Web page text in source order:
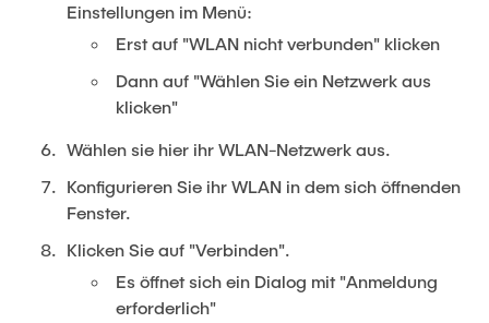
Einstellungen im Menü:
Erst auf "WLAN nicht verbunden" klicken
Dann auf "Wählen Sie ein Netzwerk aus
klicken"
Wählen sie hier ihr WLAN-Netzwerk aus.
Konfigurieren Sie ihr WLAN in dem sich öffnenden
Fenster.
Klicken Sie auf "Verbinden".
Es öffnet sich ein Dialog mit "Anmeldung
erforderlich"